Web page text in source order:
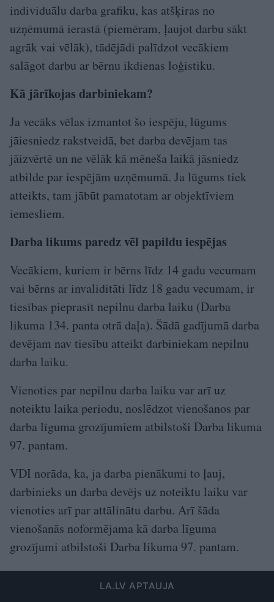
individuālu darba grafiku, kas atšķiras no
uzņēmumā ierastā (piemēram, ļaujot darbu sākt
agrāk vai vēlāk), tādējādi palīdzot vecākiem
salāgot darbu ar bērnu ikdienas loģistiku.
Kā jārīkojas darbiniekam?
Ja vecāks vēlas izmantot šo iespēju, lūgums
jāiesniedz rakstveidā, bet darba devējam tas
jāizvērtē un ne vēlāk kā mēneša laikā jāsniedz
atbilde par iespējām uzņēmumā. Ja lūgums tiek
atteikts, tam jābūt pamatotam ar objektīviem
iemesliem.
Darba likums paredz vēl papildu iespējas
Vecākiem, kuriem ir bērns līdz 14 gadu vecumam
vai bērns ar invaliditāti līdz 18 gadu vecumam, ir
tiesības pieprasīt nepilnu darba laiku (Darba
likuma 134. panta otrā daļa). Šādā gadījumā darba
devējam nav tiesību atteikt darbiniekam nepilnu
darba laiku.
Vienoties par nepilnu darba laiku var arī uz
noteiktu laika periodu, noslēdzot vienošanos par
darba līguma grozījumiem atbilstoši Darba likuma
97. pantam.
VDI norāda, ka, ja darba pienākumi to ļauj,
darbinieks un darba devējs uz noteiktu laiku var
vienoties arī par attālinātu darbu. Arī šāda
vienošanās noformējama kā darba līguma
grozījumi atbilstoši Darba likuma 97. pantam.
LA.LV APTAUJA